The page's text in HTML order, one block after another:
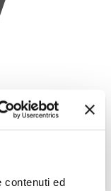
contenuti ed